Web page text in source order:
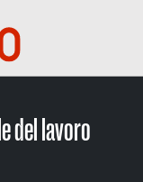
del lavoro